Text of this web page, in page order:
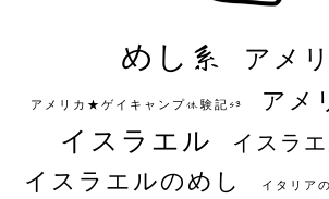
めし系 アメ
アメリカ★ゲイキャンプ体験記S3 アメ
イスラエル イスラ
イスラエルのめし イタリア